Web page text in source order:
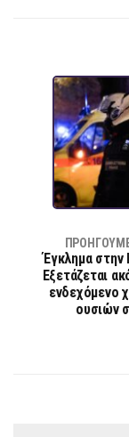
Έγκλημα στην
Εξετάζεται
ενδεχόμενο
ουσιών